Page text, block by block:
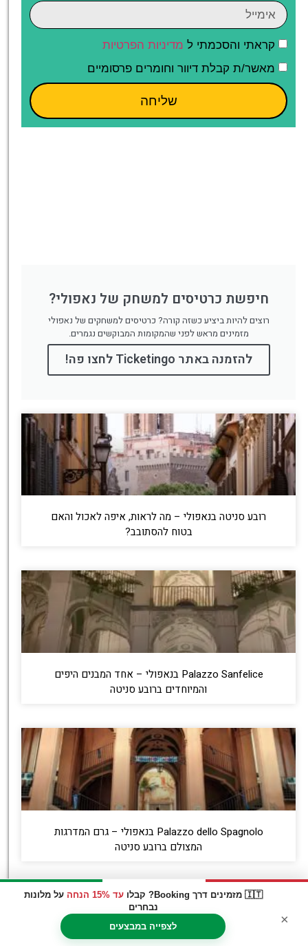
🇮🇹 מזמינים דרך Booking? קבלו עד 15% הנחה
על מלונות
נבחרים
לצפייה במבצעים
×
קראתי והסכמתי ל מדיניות הפרטיות
מאשר/ת קבלת דיוור וחומרים פרסומיים
שליחה
חיפשת כרטיסים למשחק של נאפולי?
רוצים להיות ביציע כשזה קורה? כרטיסים למשחקים של נאפולי
מזמינים מראש לפני שהמקומות המבוקשים נגמרים.
להזמנה באתר Ticketingo לחצו פה!
רובע סניטה בנאפולי – מה לראות, איפה לאכול והאם
בטוח להסתובב?
Palazzo Sanfelice בנאפולי – אחד המבנים היפים
והמיוחדים ברובע סניטה
Palazzo dello Spagnolo בנאפולי – גרם המדרגות
המצולם ברובע סניטה